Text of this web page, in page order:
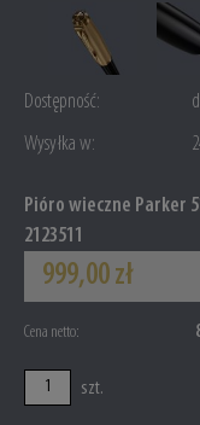
Dostępność:
Wysyłka w:
Pióro wieczne Parker
2123511
999,00 zł
Cena netto:
szt.